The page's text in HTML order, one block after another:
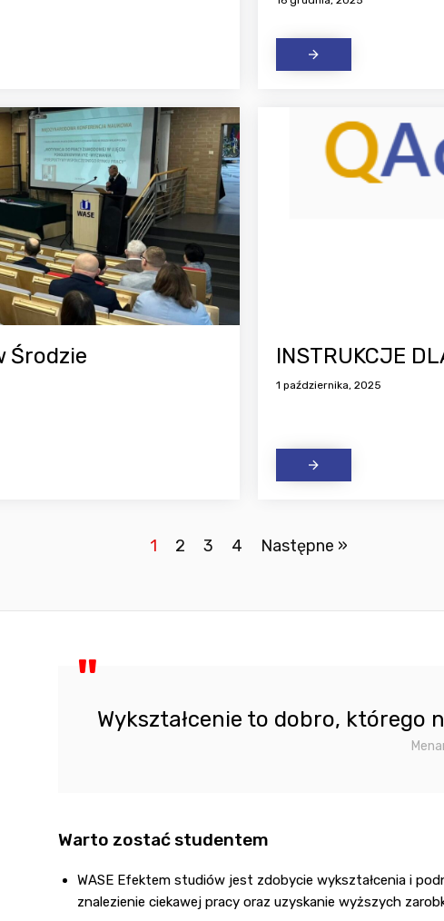
Środzie
INSTRUKCJE
1 października, 2025
1 2 3 4 Następne »
Wykształcenie to dobro, którego
Warto zostać studentem
WASE Efektem studiów jest zdobycie wykształcenia i
znalezienie ciekawej pracy oraz uzyskanie wyższych